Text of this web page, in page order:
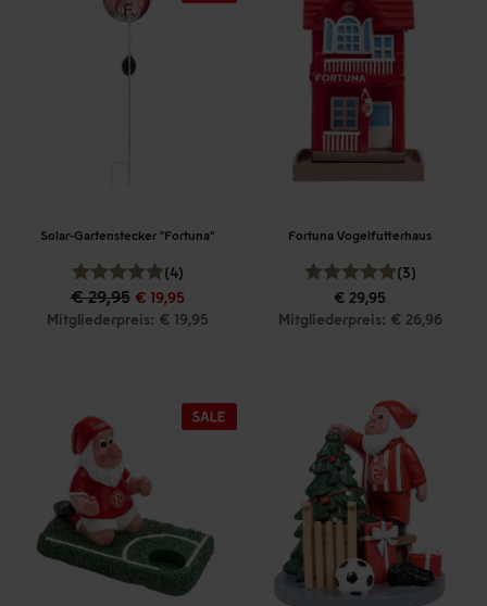
Solar-Gartenstecker "Fortuna"
(4)
€ 29,95 € 19,95
Mitgliederpreis: € 19,95
Fortuna Vogelfutterhaus
(3)
€ 29,95
Mitgliederpreis: € 26,96